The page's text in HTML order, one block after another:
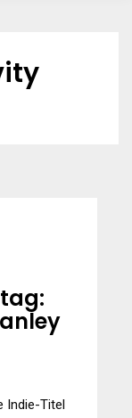
Indie-Titel